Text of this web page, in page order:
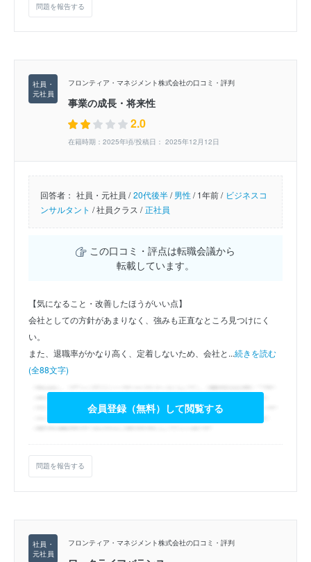
問題を報告する
フロンティア・マネジメント株式会社の口コミ・評判
事業の成長・将来性
2.0
在籍時期：2025年頃/投稿日： 2025年12月12日
回答者： 社員・元社員 / 20代後半/男性/1年前 / ビジネスコ
ンサルタント /社員クラス / 正社員
この口コミ・評点は転職会議から
転載しています。
【気になること・改善したほうがいい点】
会社としての方針があまりなく、強みも正直なところ見つけにく
い。
また、退職率がかなり高く、定着しないため、会社と...続きを読む
(全88文字)
会員登録（無料）して閲覧する
問題を報告する
フロンティア・マネジメント株式会社の口コミ・評判